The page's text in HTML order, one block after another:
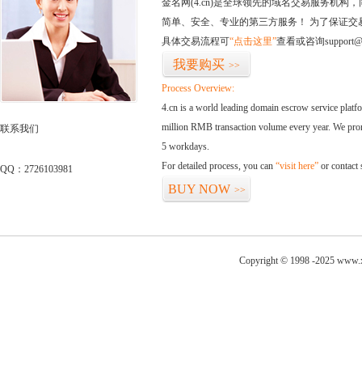
联系我们
QQ：2726103981
金名网(4.cn)是全球领先的域名交易服务机构
简单、安全、专业的第三方服务！ 为了保证
具体交易流程可“点击这里”查看或咨询
我要购买 >>
Process Overview:
4.cn is a world leading domain escrow service
million RMB transaction volume every year. We
5 workdays.
For detailed process, you can “visit here” or contact
BUY NOW >>
Copyright © 1998 -2025